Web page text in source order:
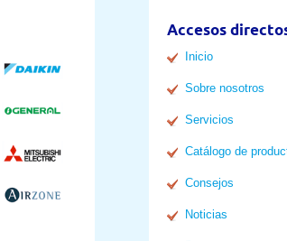
Accesos
Inicio
Sobre nosotros
Servicios
Catálogo de
Consejos
Noticias